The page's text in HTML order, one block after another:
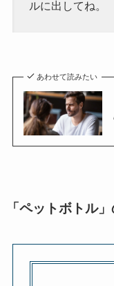
ルに出してね。
あわせて読みたい
「ペットボトル